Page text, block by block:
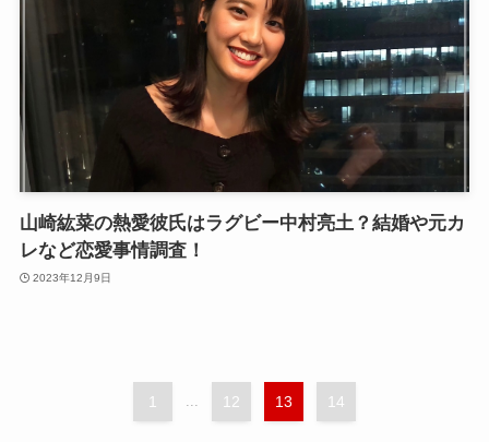
山崎紘菜の熱愛彼氏はラグビー中村亮土？結婚や元カ
レなど恋愛事情調査！
2023年12月9日
1 ... 12 13 14